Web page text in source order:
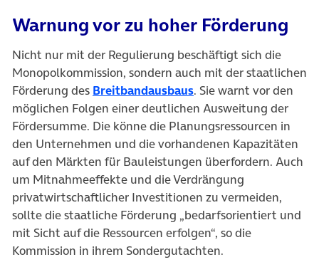
Warnung vor zu hoher Förderung
Nicht nur mit der Regulierung beschäftigt sich die
Monopolkommission, sondern auch mit der staatlichen
Förderung des Breitbandausbaus(öffnet in neuem Tab)
. Sie warnt vor den
möglichen Folgen einer deutlichen Ausweitung der
Fördersumme. Die könne die Planungsressourcen in
den Unternehmen und die vorhandenen Kapazitäten
auf den Märkten für Bauleistungen überfordern. Auch
um Mitnahmeeffekte und die Verdrängung
privatwirtschaftlicher Investitionen zu vermeiden,
sollte die staatliche Förderung „bedarfsorientiert und
mit Sicht auf die Ressourcen erfolgen“, so die
Kommission in ihrem Sondergutachten.